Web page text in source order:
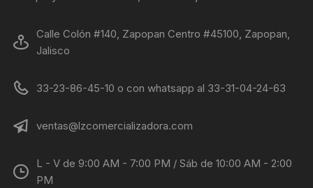
Calle Colón #140, Zapopan Centro #45100, Zapopan,
Jalisco
33-23-86-45-10 o con whatsapp al 33-31-04-24-63
ventas@lzcomercializadora.com
L - V de 9:00 AM - 7:00 PM / Sáb de 10:00 AM - 2:00
PM